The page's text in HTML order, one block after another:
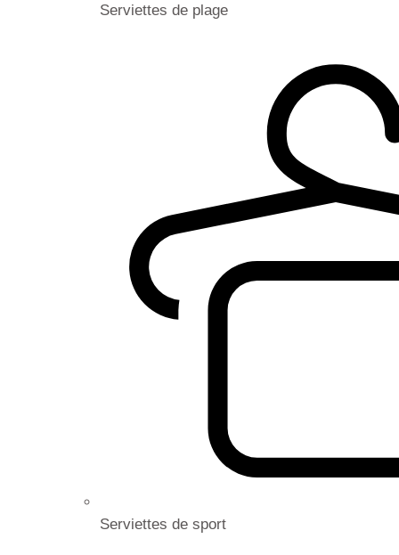
Serviettes de plage
Serviettes de sport